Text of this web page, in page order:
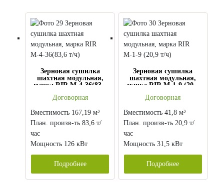
Зерновая сушилка
шахтная модульная,
марка RIR М-4-36(83,6
Договорная
Вместимость 167,19 м³
План. произв-ть 83,6 т/
час
Мощность 126 кВт
Подробнее
Зерновая сушилка
шахтная модульная,
марка RIR М-1-9 (20,9
Договорная
Вместимость 41,8 м³
План. произв-ть 20,9 т/
час
Мощность 31,5 кВт
Подробнее